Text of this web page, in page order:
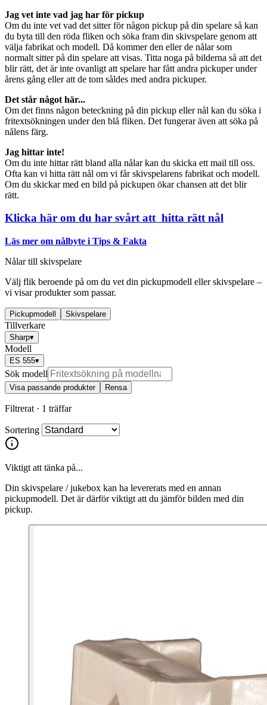
Jag vet inte vad jag har för pickup
Om du inte vet vad det sitter för någon pickup på din spelare så kan
du byta till den röda fliken och söka fram din skivspelare genom att
välja fabrikat och modell. Då kommer den eller de nålar som
normalt sitter på din spelare att visas. Titta noga på bilderna så att det
blir rätt, det är inte ovanligt att spelare har fått andra pickuper under
årens gång eller att de tom såldes med andra pickuper.
Det står något här...
Om det finns någon beteckning på din pickup eller nål kan du söka i
fritextsökningen under den blå fliken. Det fungerar även att söka på
nålens färg.
Jag hittar inte!
Om du inte hittar rätt bland alla nålar kan du skicka ett mail till oss.
Ofta kan vi hitta rätt nål om vi får skivspelarens fabrikat och modell.
Om du skickar med en bild på pickupen ökar chansen att det blir
rätt.
Klicka här om du har svårt att hitta rätt nål
Läs mer om nålbyte i Tips & Fakta
Nålar till skivspelare
Välj flik beroende på om du vet din pickupmodell eller skivspelare –
vi visar produkter som passar.
Pickupmodell Skivspelare
Tillverkare
Sharp▾
Modell
ES 555▾
Sök modell
Visa passande produkter Rensa
Filtrerat · 1 träffar
Sortering
Viktigt att tänka på...
Din skivspelare / jukebox kan ha levererats med en annan
pickupmodell. Det är därför viktigt att du jämför bilden med din
pickup.